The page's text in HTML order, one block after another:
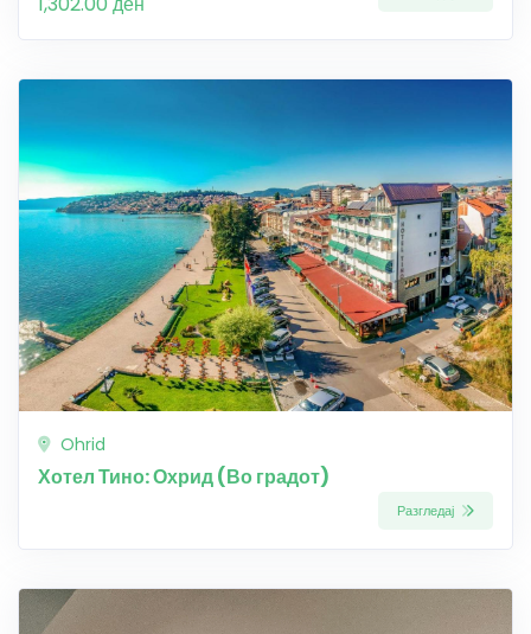
Ohrid
Хотел Тино: Охрид (Во градот)
Разгледај